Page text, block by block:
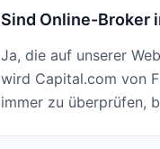
Sind Online-Broker
Ja, die auf unserer
wird Capital.com von
immer zu überprüfen,